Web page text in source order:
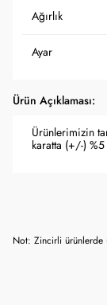
Ağırlık
Ayar
Ürün Açıklaması:
Ürünlerimizin
karatta (+/-)
Not: Zincirli ürünlerde